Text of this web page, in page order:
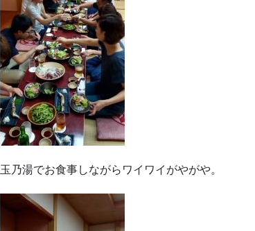
玉乃湯でお食事しながらワイワイがやがや。